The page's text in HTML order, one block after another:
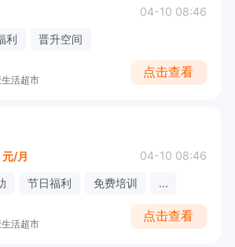
04-10 08:46
利 晋升空间
活超市
点击查看
元/月 04-10 08:46
节日福利 免费培训 ...
活超市
点击查看